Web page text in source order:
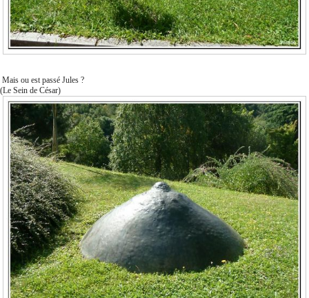
Mais ou est passé Jules ?
(Le Sein de César)